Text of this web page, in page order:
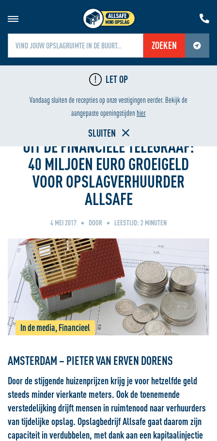
ZOEKEN
Jouw locatiediensten zijn uitgeschakeld.
Schakel jouw locatiediensten in om deze functie te gebruiken.
LET OP
Vandaag sluiten de recepties op onze vestigingen eerder. Bekijk de
aangepaste openingstijden hier
SLUITEN
LAAGSTE PRIJS
Home
UIT DE FINANCIËLE TELEGRAAF:
40 MILJOEN EURO GROEIGELD
VOOR OPSLAGVERHUURDER
ALLSAFE
4 MEI 2017 DOOR LEESTIJD: 2 MINUTEN
In de media, Financieel
AMSTERDAM – PIETER VAN ERVEN DORENS
Door de stijgende huizenprijzen krijg je voor hetzelfde geld
steeds minder vierkante meters. Ook de toenemende
verstedelijking drijft mensen in ruimtenood naar verhuurders
van tijdelijke opslag. Opslagbedrijf Allsafe gaat daarom zijn
capaciteit in verdubbelen, met dank aan een kapitaalinjectie